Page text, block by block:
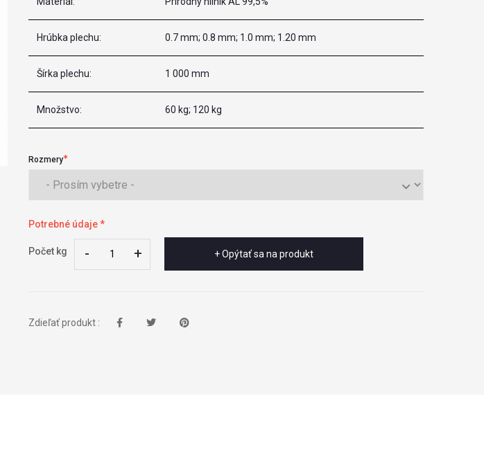
Hrúbka plechu: 0.7 mm; 0.8 mm; 1.0 mm; 1.20 mm
Šírka plechu: 1 000 mm
Množstvo: 60 kg; 120 kg
Rozmery
Potrebné údaje *
Počet kg - +
- + + Opýtať sa na produkt
Zdieľať produkt :